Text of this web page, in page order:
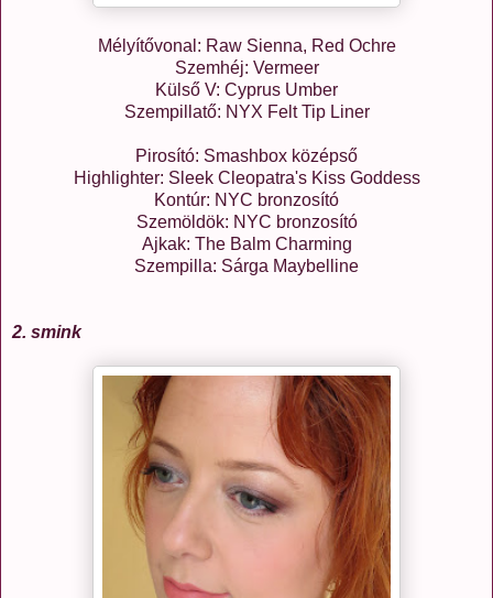
Mélyítővonal: Raw Sienna, Red Ochre
Szemhéj: Vermeer
Külső V: Cyprus Umber
Szempillatő: NYX Felt Tip Liner
Pirosító: Smashbox középső
Highlighter: Sleek Cleopatra's Kiss Goddess
Kontúr: NYC bronzosító
Szemöldök: NYC bronzosító
Ajkak: The Balm Charming
Szempilla: Sárga Maybelline
2. smink